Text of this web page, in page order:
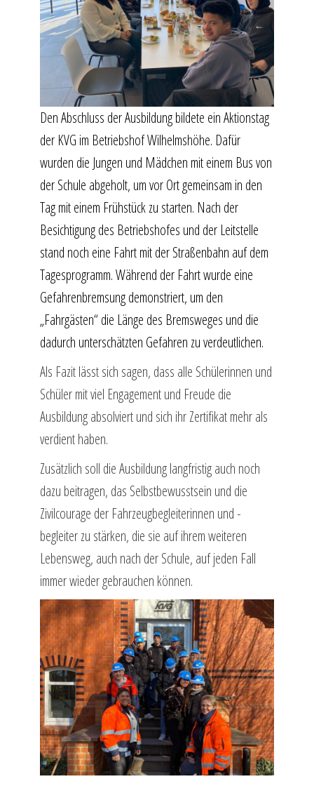
Den Abschluss der Ausbildung bildete ein Aktionstag
der KVG im Betriebshof Wilhelmshöhe. Dafür
wurden die Jungen und Mädchen mit einem Bus von
der Schule abgeholt, um vor Ort gemeinsam in den
Tag mit einem Frühstück zu starten. Nach der
Besichtigung des Betriebshofes und der Leitstelle
stand noch eine Fahrt mit der Straßenbahn auf dem
Tagesprogramm. Während der Fahrt wurde eine
Gefahrenbremsung demonstriert, um den
„Fahrgästen“ die Länge des Bremsweges und die
dadurch unterschätzten Gefahren zu verdeutlichen.
Als Fazit lässt sich sagen, dass alle Schülerinnen und
Schüler mit viel Engagement und Freude die
Ausbildung absolviert und sich ihr Zertifikat mehr als
verdient haben.
Zusätzlich soll die Ausbildung langfristig auch noch
dazu beitragen, das Selbstbewusstsein und die
Zivilcourage der Fahrzeugbegleiterinnen und -
begleiter zu stärken, die sie auf ihrem weiteren
Lebensweg, auch nach der Schule, auf jeden Fall
immer wieder gebrauchen können.